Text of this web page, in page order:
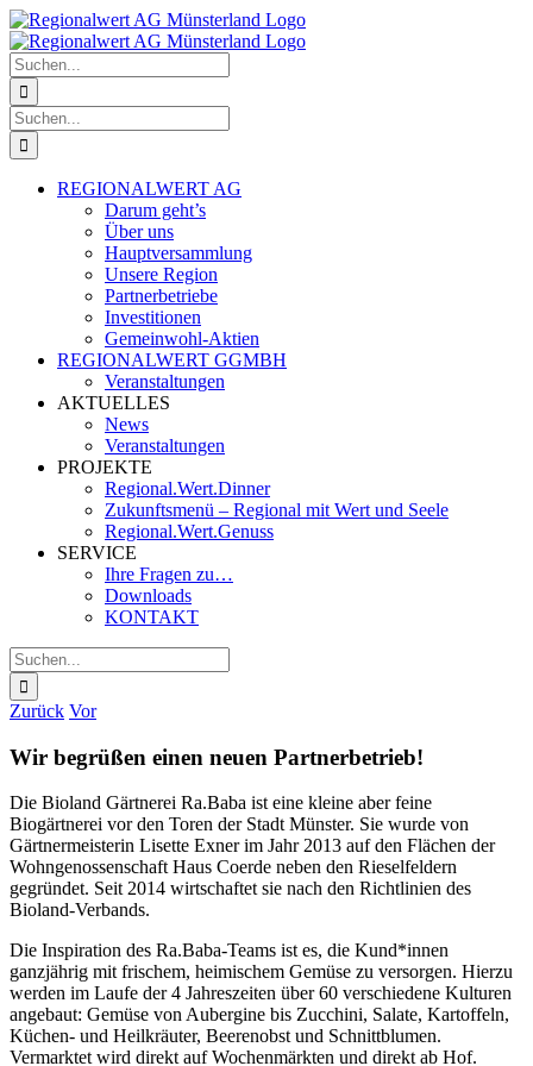
Zum
Inhalt
springen
Facebook
Instagram
Suche
nach:
Suche
nach:
REGIONALWERT AG
Darum geht’s
Über uns
Hauptversammlung
Unsere Region
Partnerbetriebe
Investitionen
Gemeinwohl-Aktien
REGIONALWERT GGMBH
Veranstaltungen
AKTUELLES
News
Veranstaltungen
PROJEKTE
Regional.Wert.Dinner
Zukunftsmenü – Regional mit Wert und Seele
Regional.Wert.Genuss
SERVICE
Ihre Fragen zu…
Downloads
KONTAKT
Suche
nach:
Zurück Vor
Wir begrüßen einen neuen Partnerbetrieb!
Die Bioland Gärtnerei Ra.Baba ist eine kleine aber feine
Biogärtnerei vor den Toren der Stadt Münster. Sie wurde von
Gärtnermeisterin Lisette Exner im Jahr 2013 auf den Flächen der
Wohngenossenschaft Haus Coerde neben den Rieselfeldern
gegründet. Seit 2014 wirtschaftet sie nach den Richtlinien des
Bioland-Verbands.
Die Inspiration des Ra.Baba-Teams ist es, die Kund*innen
ganzjährig mit frischem, heimischem Gemüse zu versorgen. Hierzu
werden im Laufe der 4 Jahreszeiten über 60 verschiedene Kulturen
angebaut: Gemüse von Aubergine bis Zucchini, Salate, Kartoffeln,
Küchen- und Heilkräuter, Beerenobst und Schnittblumen.
Vermarktet wird direkt auf Wochenmärkten und direkt ab Hof.